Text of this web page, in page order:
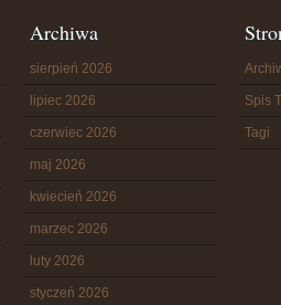
Archiwa
sierpień 2026
lipiec 2026
czerwiec 2026
maj 2026
kwiecień 2026
marzec 2026
luty 2026
styczeń 2026
Spis
Tagi